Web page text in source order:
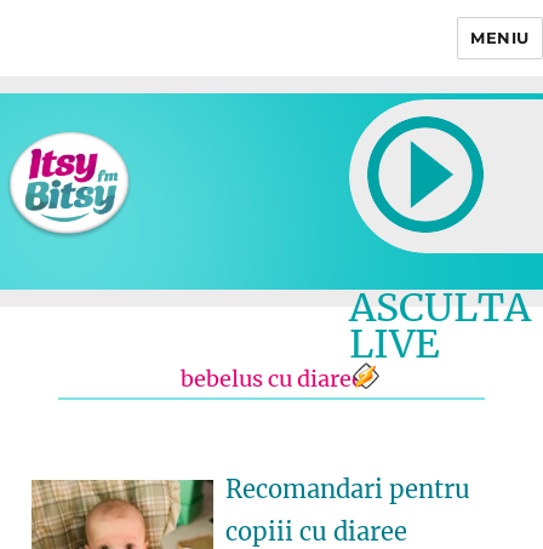
MENIU
ASCULTA
LIVE
bebelus cu diaree
Recomandari pentru
copiii cu diaree